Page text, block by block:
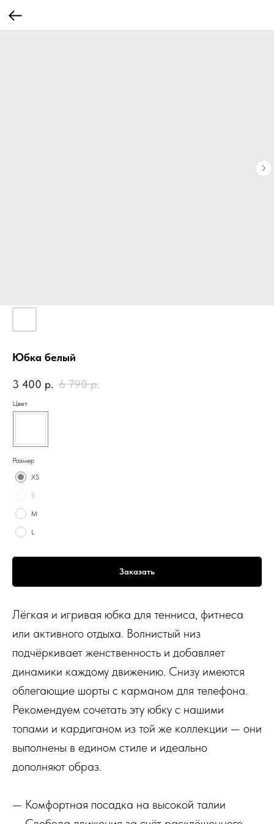
Юбка белый
3 400 р. 6 790 р.
Цвет
Размер
XS
S
M
L
Заказать
Лёгкая и игривая юбка для тенниса, фитнеса
или активного отдыха. Волнистый низ
подчёркивает женственность и добавляет
динамики каждому движению. Снизу имеются
облегающие шорты с карманом для телефона.
Рекомендуем сочетать эту юбку с нашими
топами и кардиганом из той же коллекции — они
выполнены в едином стиле и идеально
дополняют образ.
— Комфортная посадка на высокой талии